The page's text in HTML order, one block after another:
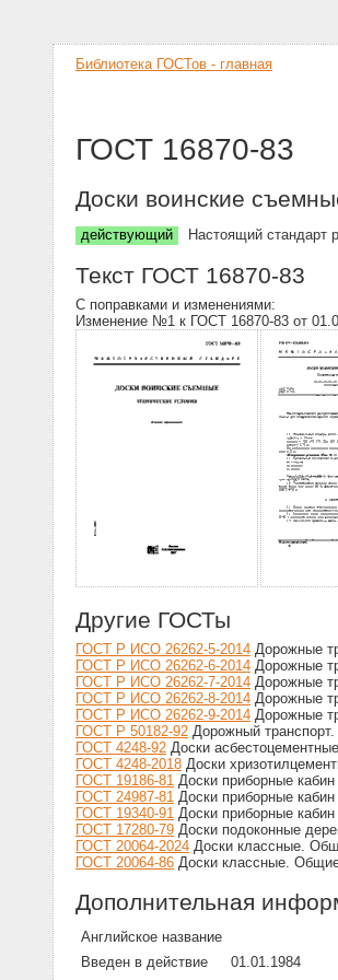
Библиотека ГОСТов - главная
ГОСТ 16870-83
Доски воинские
действующий Настоящий стандарт
Текст ГОСТ 16870-83
С поправками и изменениями:
Изменение №1 к ГОСТ 16870-83 от
Другие ГОСТы
ГОСТ Р ИСО 26262-5-2014 Дорожные
ГОСТ Р ИСО 26262-6-2014 Дорожные
ГОСТ Р ИСО 26262-7-2014 Дорожные
ГОСТ Р ИСО 26262-8-2014 Дорожные
ГОСТ Р ИСО 26262-9-2014 Дорожные
ГОСТ Р 50182-92 Дорожный
ГОСТ 4248-92 Доски
ГОСТ 4248-2018 Доски
ГОСТ 19186-81 Доски приборные
ГОСТ 24987-81 Доски приборные
ГОСТ 19340-91 Доски приборные
ГОСТ 17280-79 Доски подоконные
ГОСТ 20064-2024 Доски классные.
ГОСТ 20064-86 Доски классные.
Дополнительная
Английское название
Введен в действие
01.01.1984